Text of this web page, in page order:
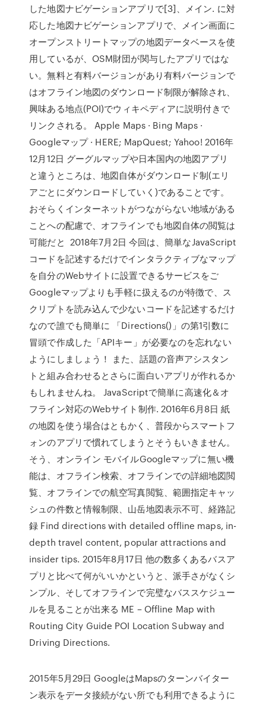
した地図ナビゲーションアプリで[3]、メイン. に対
応した地図ナビゲーションアプリで、メイン画面に
オープンストリートマップの地図データベースを使
用しているが、OSM財団が関与したアプリではな
い。無料と有料バージョンがあり有料バージョンで
はオフライン地図のダウンロード制限が解除され、
興味ある地点(POI)でウィキペディアに説明付きで
リンクされる。 Apple Maps · Bing Maps ·
Googleマップ · HERE; MapQuest; Yahoo! 2016年
12月12日 グーグルマップや日本国内の地図アプリ
と違うところは、地図自体がダウンロード制(エリ
アごとにダウンロードしていく)であることです。
おそらくインターネットがつながらない地域がある
ことへの配慮で、オフラインでも地図自体の閲覧は
可能だと 2018年7月2日 今回は、簡単なJavaScript
コードを記述するだけでインタラクティブなマップ
を自分のWebサイトに設置できるサービスをご
Googleマップよりも手軽に扱えるのが特徴で、ス
クリプトを読み込んで少ないコードを記述するだけ
なので誰でも簡単に 「Directions()」の第1引数に
冒頭で作成した「APIキー」が必要なのを忘れない
ようにしましょう！ また、話題の音声アシスタン
トと組み合わせるとさらに面白いアプリが作れるか
もしれませんね。 JavaScriptで簡単に高速化＆オ
フライン対応のWebサイト制作. 2016年6月8日 紙
の地図を使う場合はともかく、普段からスマートフ
ォンのアプリで慣れてしまうとそうもいきません。
そう、オンライン モバイルGoogleマップに無い機
能は、オフライン検索、オフラインでの詳細地図閲
覧、オフラインでの航空写真閲覧、範囲指定キャッ
シュの件数と情報制限、山岳地図表示不可、経路記
録 Find directions with detailed offline maps, in-
depth travel content, popular attractions and
insider tips. 2015年8月17日 他の数多くあるバスア
プリと比べて何がいいかというと、派手さがなくシ
ンプル、そしてオフラインで完璧なバススケジュー
ルを見ることが出来る ME – Offline Map with
Routing City Guide POI Location Subway and
Driving Directions.
2015年5月29日 GoogleはMapsのターンバイター
ン表示をデータ接続がない所でも利用できるように